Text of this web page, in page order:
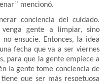
mencionó.
conciencia del cuidado.
gente a limpiar, sino
ensucie. Entonces, la idea
fecha que va a ser viernes
para que la gente empiece a
la gente tome conciencia de
que ser más respetuosa